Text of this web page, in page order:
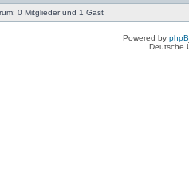
0 Mitglieder und 1 Gast
Powered by
Deutsche